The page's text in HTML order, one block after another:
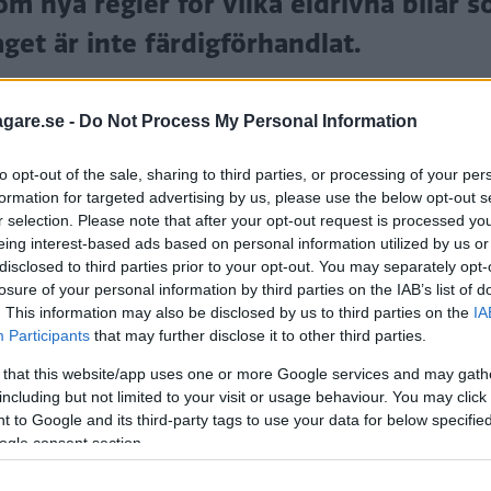
- Do Not Process My Personal Information
opt-out of the sale, sharing to third parties, or processing of your
for targeted advertising by us, please use the below opt-out
selection. Please note that after your opt-out request is processed
interest-based ads based on personal information utilized by us
to third parties prior to your opt-out. You may separately
of your personal information by third parties on the IAB’s list of
This information may also be disclosed by us to third parties on the
Participants that may further disclose it to other third parties.
that this website/app uses one or more Google services and may
but not limited to your visit or usage behaviour. You may
to Google and its third-party tags to use your data for below
consent section.
är inte färdigförhandlat.
i körkortsreglerna. Den innebär att personer
med dagens maxgräns på 3 500 kilo.
eldrivna transportbilar väger mer än
inte ska minska bara för att bilen är
i juni. Kan parterna enas kommer det